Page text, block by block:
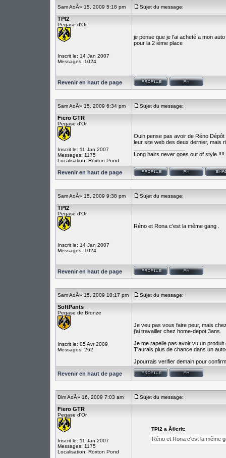
Sam AoÃ» 15, 2009 5:18 pm Sujet du message:
TPI2
Pegase d'Or
Inscrit le: 14 Jan 2007
Messages: 1024
je pense que je l'ai acheté a mon
pour la 2 ième place
Revenir en haut de page
Sam AoÃ» 15, 2009 6:34 pm Sujet du message:
Fiero GTR
Pegase d'Or
Inscrit le: 11 Jan 2007
Messages: 1175
Localisation: Roxton Pond
Ouin pense pas avoir de Réno
leur site web des deux dernier, mais
Long hairs never goes out of style
Revenir en haut de page
Sam AoÃ» 15, 2009 9:38 pm Sujet du message:
TPI2
Pegase d'Or
Inscrit le: 14 Jan 2007
Messages: 1024
Réno et Rona c'est la même gang .
Revenir en haut de page
Sam AoÃ» 15, 2009 10:17 pm Sujet du message:
SoftPants
Pegase de Bronze
Inscrit le: 05 Avr 2009
Messages: 262
Je veu pas vous faire peur, mais
j'ai travailler chez home-depot 3ans.
Je me rapelle pas avoir vu un produit
T'aurais plus de chance dans un
Jpourrais verifier demain pour
Revenir en haut de page
Dim AoÃ» 16, 2009 7:03 am Sujet du message:
Fiero GTR
Pegase d'Or
Inscrit le: 11 Jan 2007
Messages: 1175
Localisation: Roxton Pond
TPI2 a Ã©crit:
Réno et Rona c'est la même